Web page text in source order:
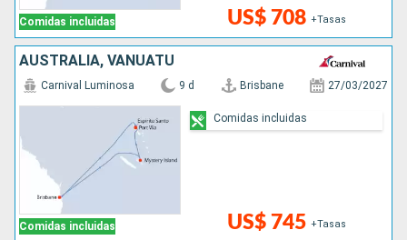
Comidas incluidas US$ 708 +Tasas
AUSTRALIA, VANUATU
Comidas incluidas
Carnival Luminosa 9 d Brisbane 27/03/2027
US$ 745 +Tasas
Comidas incluidas